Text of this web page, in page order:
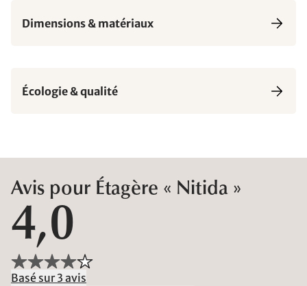
Dimensions & matériaux
Écologie & qualité
Avis pour Étagère « Nitida »
4,0
Basé sur 3 avis